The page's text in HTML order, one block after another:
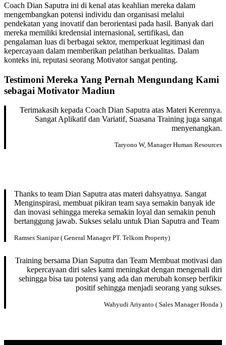
Coach Dian Saputra ini di kenal atas keahlian mereka dalam
mengembangkan potensi individu dan organisasi melalui
pendekatan yang inovatif dan berorientasi pada hasil. Banyak dari
mereka memiliki kredensial internasional, sertifikasi, dan
pengalaman luas di berbagai sektor, memperkuat legitimasi dan
kepercayaan dalam memberikan pelatihan berkualitas. Dalam
konteks ini, reputasi seorang Motivator sangat penting.
Testimoni Mereka Yang Pernah Mengundang Kami
sebagai Motivator Madiun
Terimakasih kepada Coach Dian Saputra atas Materi Kerennya.
Sangat Aplikatif dan Variatif, Suasana Training juga sangat
menyenangkan.
Taryono W, Manager Human Resources
Thanks to team Dian Saputra atas materi dahsyatnya. Sangat
Menginspirasi, membuat pikiran team saya semakin banyak ide
dan inovasi sehingga mereka semakin loyal dan semakin penuh
bertanggung jawab. Sukses selalu untuk Dian Saputra and Team
Ramses Sianipar ( General Manager PT. Telkom Property)
Training bersama Dian Saputra dan Team Membuat motivasi dan
kepercayaan diri sales kami meningkat dengan mengenali diri
sehingga bisa tau potensi yang ada dan merubah konsep berfikir
positif sehingga menjadi seorang yang sukses.
Wahyudi Ariyanto ( Sales Manager Honda )